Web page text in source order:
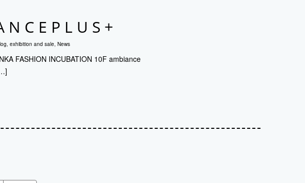
, exhibition and sale, News
FASHION INCUBATION 10F ambiance